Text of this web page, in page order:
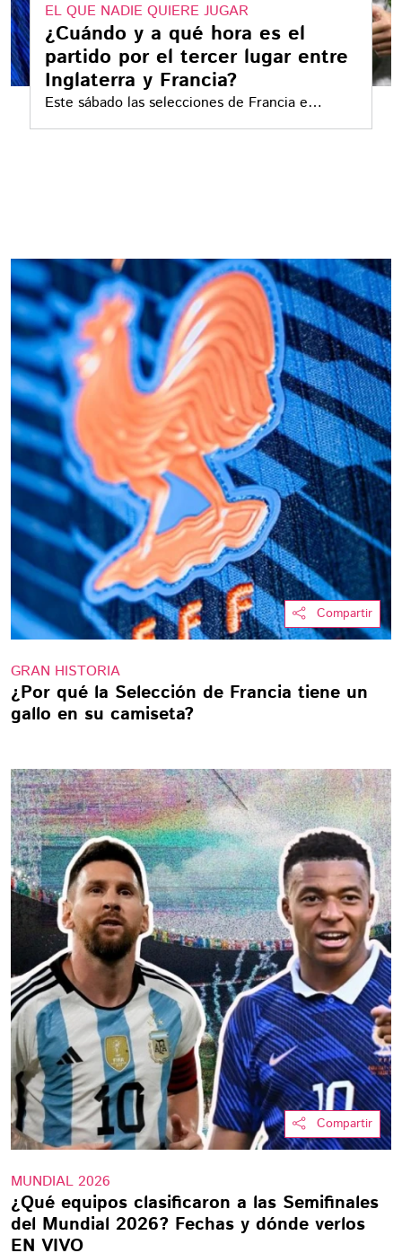
EL QUE NADIE QUIERE JUGAR
¿Cuándo y a qué hora es el
partido por el tercer lugar entre
Inglaterra y Francia?
Este sábado las selecciones de Francia e
Inglaterra se van a medir en un encuentro para
Compartir
GRAN HISTORIA
¿Por qué la Selección de Francia tiene un
gallo en su camiseta?
Compartir
MUNDIAL 2026
¿Qué equipos clasificaron a las Semifinales
del Mundial 2026? Fechas y dónde verlos
EN VIVO